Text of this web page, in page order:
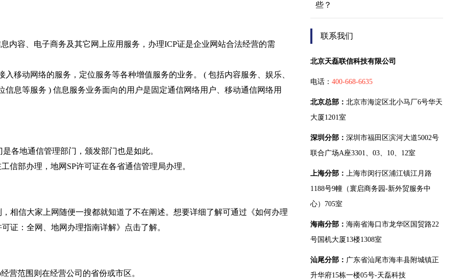
内容、电子商务及其它网上应用服务，办理ICP证是企业网站合法经营的需
入移动网络的服务，定位服务等各种增值服务的业务。(包括内容服务、娱乐、
信息等服务)信息服务业务面向的用户是固定通信网络用户、移动通信网络用
各地通信管理部门，颁发部门也是如此。
信部办理，地网SP许可证在各省通信管理局办理。
相信大家上网随便一搜都就知道了不在阐述。想要详细了解可通过《如何办理
证：全网、地网办理指南详解》点击了解。
营范围则在经营公司的省份或市区。
些？
联系我们
北京天磊联信科技有限公司
电话： 400-668-6635
北京总部： 北京市海淀区北小马厂6号华天
大厦1201室
深圳分部： 深圳市福田区滨河大道5002号
联合广场A座3301、03、10、12室
上海分部： 上海市闵行区浦江镇江月路
1188号9幢（寰启商务园-新外贸服务中
心）705室
海南分部： 海南省海口市龙华区国贸路22
号国机大厦13楼1308室
汕尾分部： 广东省汕尾市海丰县附城镇正
升华府15栋一楼05号-天磊科技